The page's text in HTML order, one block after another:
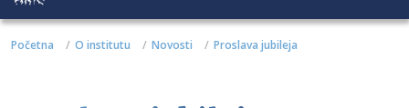
Početna O institutu Novosti Proslava jubileja